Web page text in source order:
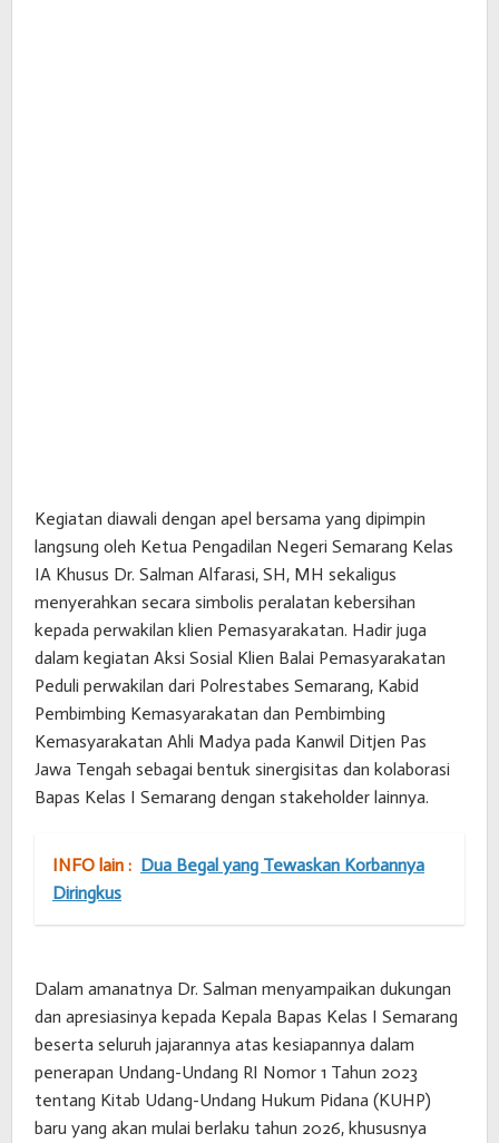
Kegiatan diawali dengan apel bersama yang dipimpin
langsung oleh Ketua Pengadilan Negeri Semarang Kelas
IA Khusus Dr. Salman Alfarasi, SH, MH sekaligus
menyerahkan secara simbolis peralatan kebersihan
kepada perwakilan klien Pemasyarakatan. Hadir juga
dalam kegiatan Aksi Sosial Klien Balai Pemasyarakatan
Peduli perwakilan dari Polrestabes Semarang, Kabid
Pembimbing Kemasyarakatan dan Pembimbing
Kemasyarakatan Ahli Madya pada Kanwil Ditjen Pas
Jawa Tengah sebagai bentuk sinergisitas dan kolaborasi
Bapas Kelas I Semarang dengan stakeholder lainnya.
INFO lain : Dua Begal yang Tewaskan Korbannya
Diringkus
Dalam amanatnya Dr. Salman menyampaikan dukungan
dan apresiasinya kepada Kepala Bapas Kelas I Semarang
beserta seluruh jajarannya atas kesiapannya dalam
penerapan Undang-Undang RI Nomor 1 Tahun 2023
tentang Kitab Udang-Undang Hukum Pidana (KUHP)
baru yang akan mulai berlaku tahun 2026, khususnya